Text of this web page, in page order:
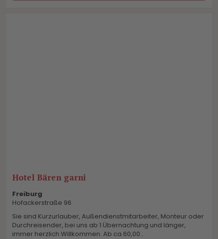
Hotel Bären garni
Freiburg
Hofackerstraße 96
Sie sind Kurzurlauber, Außendienstmitarbeiter, Monteur oder
Durchreisender, bei uns ab 1 Übernachtung und länger,
immer herzlich Willkommen. Ab ca.60,00...